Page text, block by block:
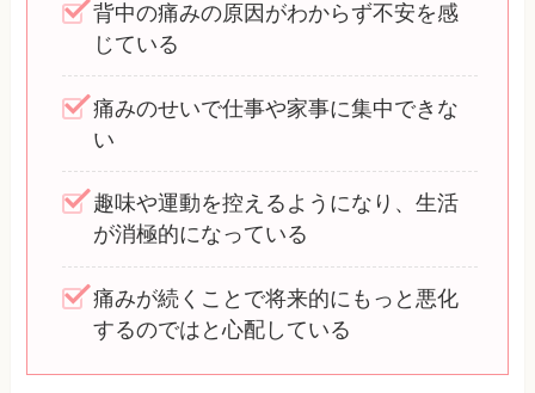
背中の痛みの原因がわからず不安を感
じている
痛みのせいで仕事や家事に集中できな
い
趣味や運動を控えるようになり、生活
が消極的になっている
痛みが続くことで将来的にもっと悪化
するのではと心配している